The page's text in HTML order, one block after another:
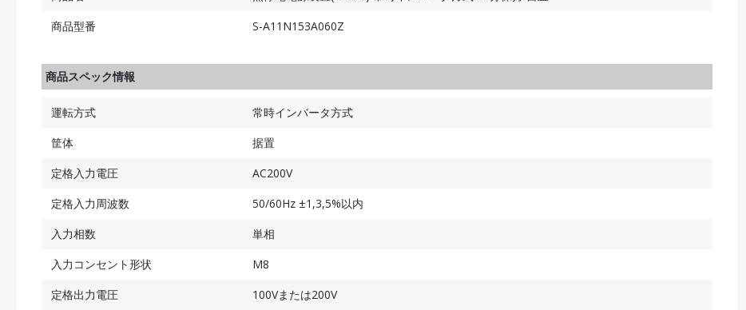
商品型番
S-A11N153A060Z
商品スペック情報
運転方式
常時インバータ方式
筐体
据置
定格入力電圧
AC200V
定格入力周波数
50/60Hz ±1,3,5%以内
入力相数
単相
入力コンセント形状
M8
定格出力電圧
100Vまたは200V